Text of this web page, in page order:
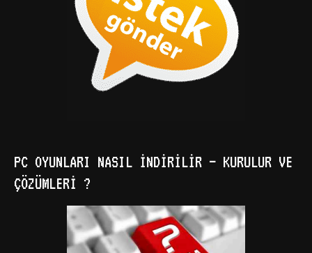
PC OYUNLARI NASIL İNDIRILIR – KURULUR VE
ÇÖZÜMLERI ?